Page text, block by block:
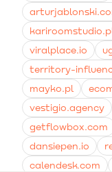
viralplace.io
territory-
mayko.pl
vestigio.agency
getflowbox.com
dansiepen.io
calendesk.com